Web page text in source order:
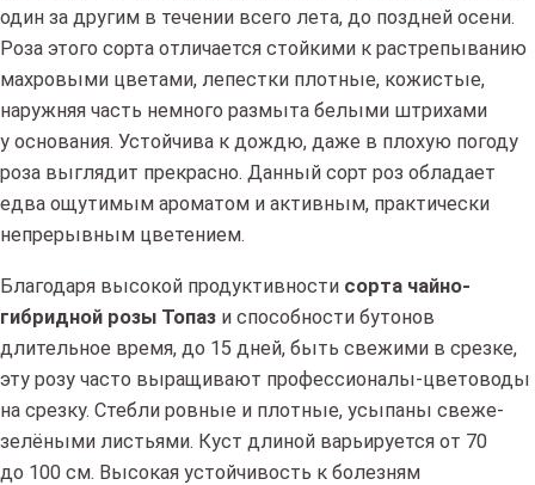
один за другим в течении всего лета, до поздней осени.
Роза этого сорта отличается стойкими к растрепыванию
махровыми цветами, лепестки плотные, кожистые,
наружняя часть немного размыта белыми штрихами
у основания. Устойчива к дождю, даже в плохую погоду
роза выглядит прекрасно. Данный сорт роз обладает
едва ощутимым ароматом и активным, практически
непрерывным цветением.
Благодаря высокой продуктивности сорта чайно-
гибридной розы Топаз и способности бутонов
длительное время, до 15 дней, быть свежими в срезке,
эту розу часто выращивают профессионалы-цветоводы
на срезку. Стебли ровные и плотные, усыпаны свеже-
зелёными листьями. Куст длиной варьируется от 70
до 100 см. Высокая устойчивость к болезням